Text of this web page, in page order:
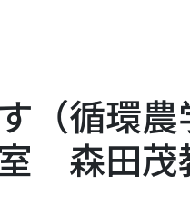
（循環
森田茂